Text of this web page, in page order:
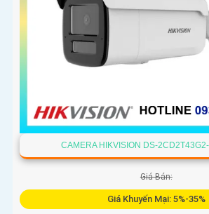
CAMERA HIKVISION DS-
Giá Bán:
Giá Khuyến Mại: 5%-35%